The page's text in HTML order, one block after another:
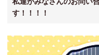
す！！！！